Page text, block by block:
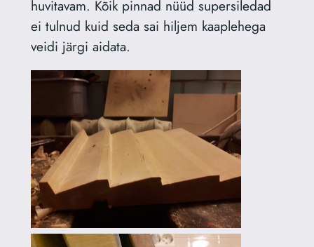
huvitavam. Kõik pinnad nüüd supersiledad
ei tulnud kuid seda sai hiljem kaaplehega
veidi järgi aidata.